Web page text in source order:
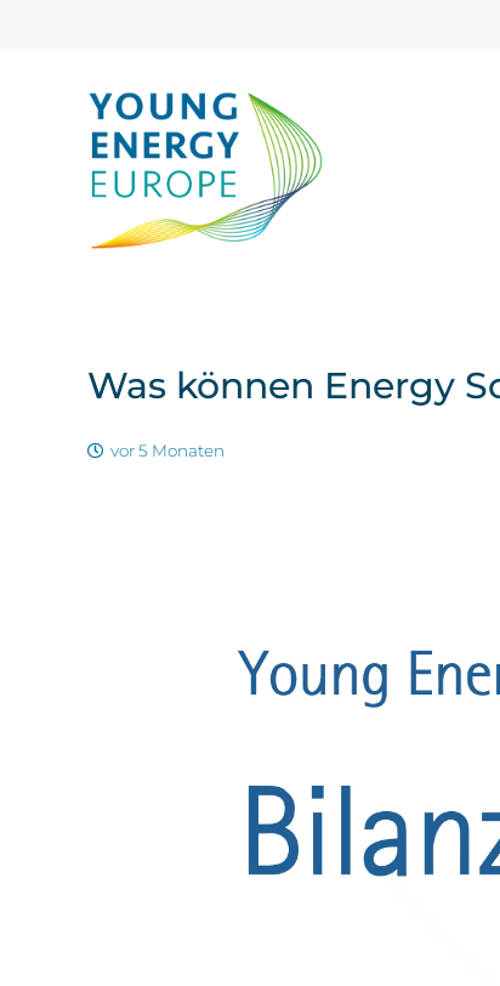
Was können Energy
vor 5 Monaten